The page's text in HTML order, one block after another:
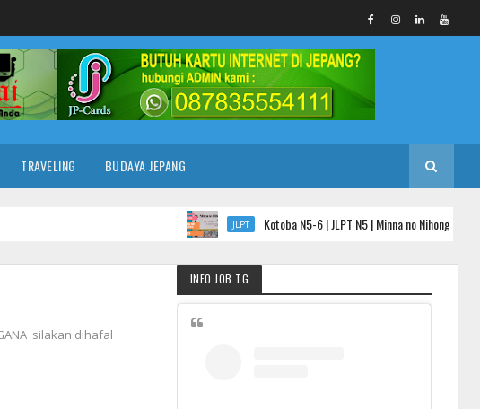
TRAVELING BUDAYA JEPANG
JLPT Kotoba N5-6 | JLPT N5 | Minna no Nihongo Bab 6
silakan dihafal
INFO JOB TG